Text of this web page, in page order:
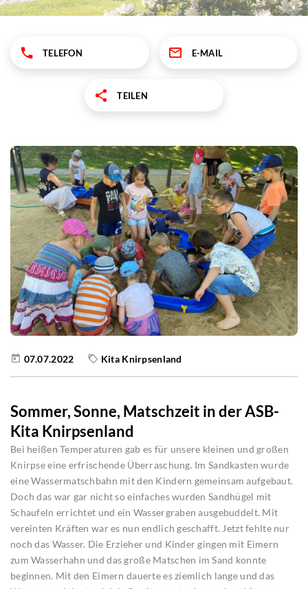
TELEFON E-MAIL
TEILEN
07.07.2022 Kita Knirpsenland
Sommer, Sonne, Matschzeit in der ASB-
Kita Knirpsenland
Bei heißen Temperaturen gab es für unsere kleinen und großen
Knirpse eine erfrischende Überraschung. Im Sandkasten wurde
eine Wassermatschbahn mit den Kindern gemeinsam aufgebaut.
Doch das war gar nicht so einfaches wurden Sandhügel mit
Schaufeln errichtet und ein Wassergraben ausgebuddelt. Mit
vereinten Kräften war es nun endlich geschafft. Jetzt fehlte nur
noch das Wasser. Die Erzieher und Kinder gingen mit Eimern
zum Wasserhahn und das große Matschen im Sand konnte
beginnen. Mit den Eimern dauerte es ziemlich lange und das